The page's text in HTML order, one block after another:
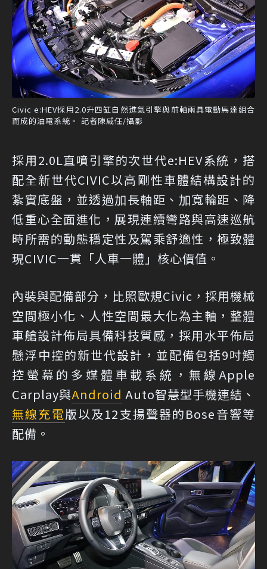
Civic e:HEV採用2.0升四缸自然進氣引擎與前軸兩具電動馬達組合
而成的油電系統。 記者陳威任/攝影
採用2.0L直噴引擎的次世代e:HEV系統，搭
配全新世代CIVIC以高剛性車體結構設計的
紮實底盤，並透過加長軸距、加寬輪距、降
低重心全面進化，展現連續彎路與高速巡航
時所需的動態穩定性及駕乘舒適性，極致體
現CIVIC一貫「人車一體」核心價值。
內裝與配備部分，比照歐規Civic，採用機械
空間極小化、人性空間最大化為主軸，整體
車艙設計佈局具備科技質感，採用水平佈局
懸浮中控的新世代設計，並配備包括9吋觸
控螢幕的多媒體車載系統，無線Apple
Carplay與Android Auto智慧型手機連結、
無線充電版以及12支揚聲器的Bose音響等
配備。